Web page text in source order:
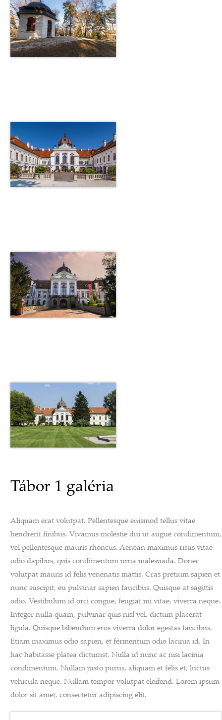
Tábor 1 galéria
Aliquam erat volutpat. Pellentesque euismod tellus vitae
hendrerit finibus. Vivamus molestie dui ut augue condimentum,
vel pellentesque mauris rhoncus. Aenean maximus risus vitae
odio dapibus, quis condimentum urna malesuada. Donec
volutpat mauris id felis venenatis mattis. Cras pretium sapien et
nunc suscipit, eu pulvinar sapien faucibus. Quisque at sagittis
odio. Vestibulum id orci congue, feugiat mi vitae, viverra neque.
Integer nulla quam, pulvinar quis nisl vel, dictum placerat
ligula. Quisque bibendum eros viverra dolor egestas faucibus.
Etiam maximus odio sapien, et fermentum odio lacinia id. In
hac habitasse platea dictumst. Nulla id nunc ac nisi lacinia
condimentum. Nullam justo purus, aliquam et felis et, luctus
vehicula neque. Nullam tempor volutpat eleifend. Lorem ipsum
dolor sit amet, consectetur adipiscing elit.